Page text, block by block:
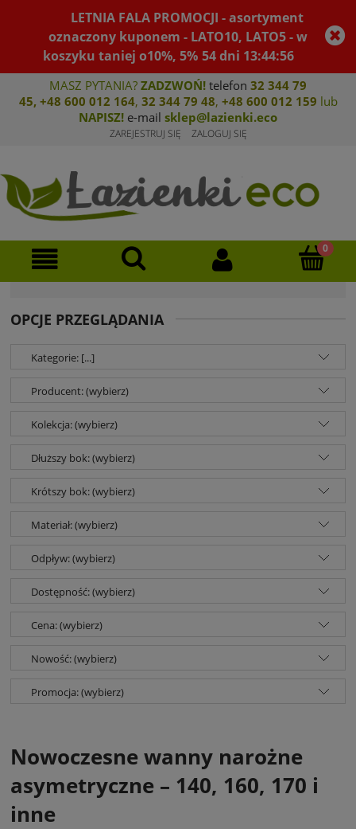
LETNIA FALA PROMOCJI - asortyment
oznaczony kuponem - LATO10, LATO5 - w
koszyku taniej o10%, 5% 54dni 13:44:55
MASZ PYTANIA? ZADZWOŃ! telefon 32 344 79
45, +48 600 012 164, 32 344 79 48, +48 600 012 159 lub
NAPISZ! e-mail sklep@lazienki.eco
ZAREJESTRUJ SIĘ ZALOGUJ SIĘ
OPCJE PRZEGLĄDANIA
Kategorie: [...]
Producent: (wybierz)
Kolekcja: (wybierz)
Dłuższy bok: (wybierz)
Krótszy bok: (wybierz)
Materiał: (wybierz)
Odpływ: (wybierz)
Dostępność: (wybierz)
Cena: (wybierz)
Nowość: (wybierz)
Promocja: (wybierz)
Nowoczesne wanny narożne
asymetryczne – 140, 160, 170 i
inne